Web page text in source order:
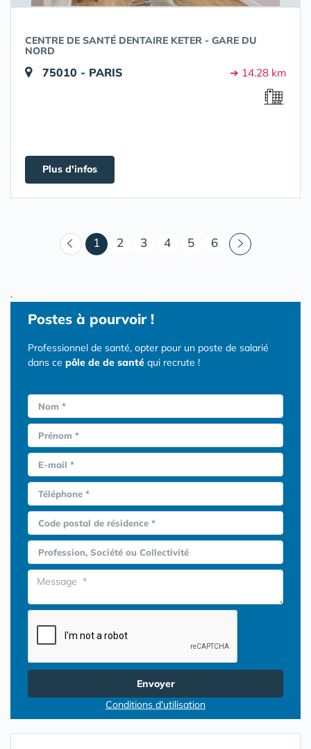
CENTRE DE SANTÉ DENTAIRE KETER - GARE DU
NORD
75010 - PARIS ➔ 14.28 km
Plus d'infos
1 (courant)
2 3 4 5 6
.
Postes à pourvoir !
Professionnel de santé, opter pour un poste de salarié
dans ce pôle de de santé qui recrute !
Nom *
Prénom *
E-mail *
Téléphone *
Code postal de résidence *
Profession, Société ou Collectivité
Envoyer
Conditions d'utilisation